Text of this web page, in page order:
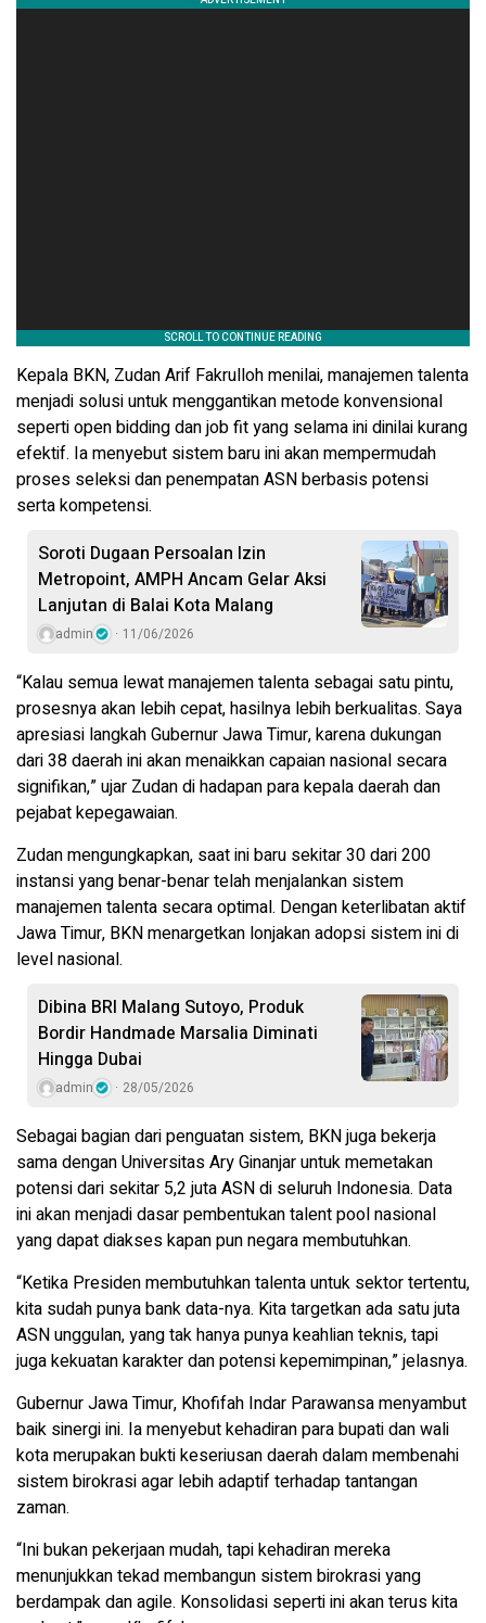
Kepala BKN, Zudan Arif Fakrulloh menilai, manajemen talenta
menjadi solusi untuk menggantikan metode konvensional
seperti open bidding dan job fit yang selama ini dinilai kurang
efektif. Ia menyebut sistem baru ini akan mempermudah
proses seleksi dan penempatan ASN berbasis potensi
serta kompetensi.
Soroti Dugaan Persoalan Izin
Metropoint, AMPH Ancam Gelar Aksi
Lanjutan di Balai Kota Malang
admin 11/06/2026
“Kalau semua lewat manajemen talenta sebagai satu pintu,
prosesnya akan lebih cepat, hasilnya lebih berkualitas. Saya
apresiasi langkah Gubernur Jawa Timur, karena dukungan
dari 38 daerah ini akan menaikkan capaian nasional secara
signifikan,” ujar Zudan di hadapan para kepala daerah dan
pejabat kepegawaian.
Zudan mengungkapkan, saat ini baru sekitar 30 dari 200
instansi yang benar-benar telah menjalankan sistem
manajemen talenta secara optimal. Dengan keterlibatan aktif
Jawa Timur, BKN menargetkan lonjakan adopsi sistem ini di
level nasional.
Dibina BRI Malang Sutoyo, Produk
Bordir Handmade Marsalia Diminati
Hingga Dubai
admin 28/05/2026
Sebagai bagian dari penguatan sistem, BKN juga bekerja
sama dengan Universitas Ary Ginanjar untuk memetakan
potensi dari sekitar 5,2 juta ASN di seluruh Indonesia. Data
ini akan menjadi dasar pembentukan talent pool nasional
yang dapat diakses kapan pun negara membutuhkan.
“Ketika Presiden membutuhkan talenta untuk sektor tertentu,
kita sudah punya bank data-nya. Kita targetkan ada satu juta
ASN unggulan, yang tak hanya punya keahlian teknis, tapi
juga kekuatan karakter dan potensi kepemimpinan,” jelasnya.
Gubernur Jawa Timur, Khofifah Indar Parawansa menyambut
baik sinergi ini. Ia menyebut kehadiran para bupati dan wali
kota merupakan bukti keseriusan daerah dalam membenahi
sistem birokrasi agar lebih adaptif terhadap tantangan
zaman.
“Ini bukan pekerjaan mudah, tapi kehadiran mereka
menunjukkan tekad membangun sistem birokrasi yang
berdampak dan agile. Konsolidasi seperti ini akan terus kita